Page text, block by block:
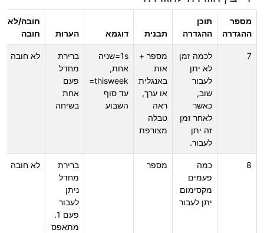
מספר
ההגדרה
תוכן
ההגדרה
תבנית דוגמא הערות
חובה/לא
חובה
7
לכמה זמן
לא יתן
לעבור
שוב,
כאשר
לאחר זמן
זה יתן
לעבור.
מספר +
אות
באנגלית
או ערך,
ראה
טבלה
מצורפת
1s=שניה
אחת,
thisweek=
עד סוף
השבוע
ברירת
מחדל
פעם
אחת
בשיחה
לא חובה
8
כמה
פעמים
מקסימום
יתן לעבור
מספר
ברירת
מחדל
ניתן
לעבור
פעם 1.
מתאפס
לא חובה